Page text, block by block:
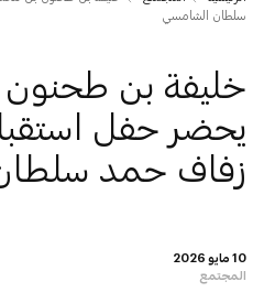
سلطان الشامسي
10 مايو 2026
المجتمع
خليفة بن
يحضر حفل
زفاف حمد